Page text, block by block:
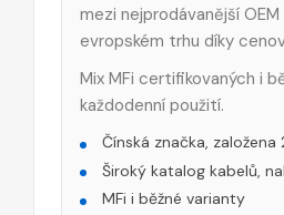
mezi nejprodávanější
evropském trhu díky
Mix MFi certifikovaných i
každodenní použití.
Čínská značka,
Široký katalog kabelů,
MFi i běžné varianty